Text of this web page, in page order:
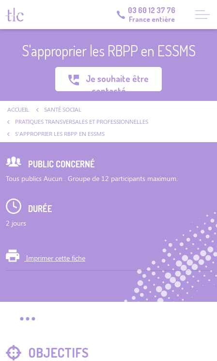
03 60 12 37 76
France entière
S'approprier les RBPP en ESSMS
Je souhaite être
contacté
ACCUEIL
SANTÉ SOCIAL
PRATIQUES TRANSVERSALES ET PROFESSIONNELLES
S'APPROPRIER LES RBPP EN ESSMS
OBJECTIFS
PUBLIC CONCERNÉ
Tous publics Aucun . Groupe de 12 participants maximum.
DURÉE
2 jours
Imprimer cette fiche